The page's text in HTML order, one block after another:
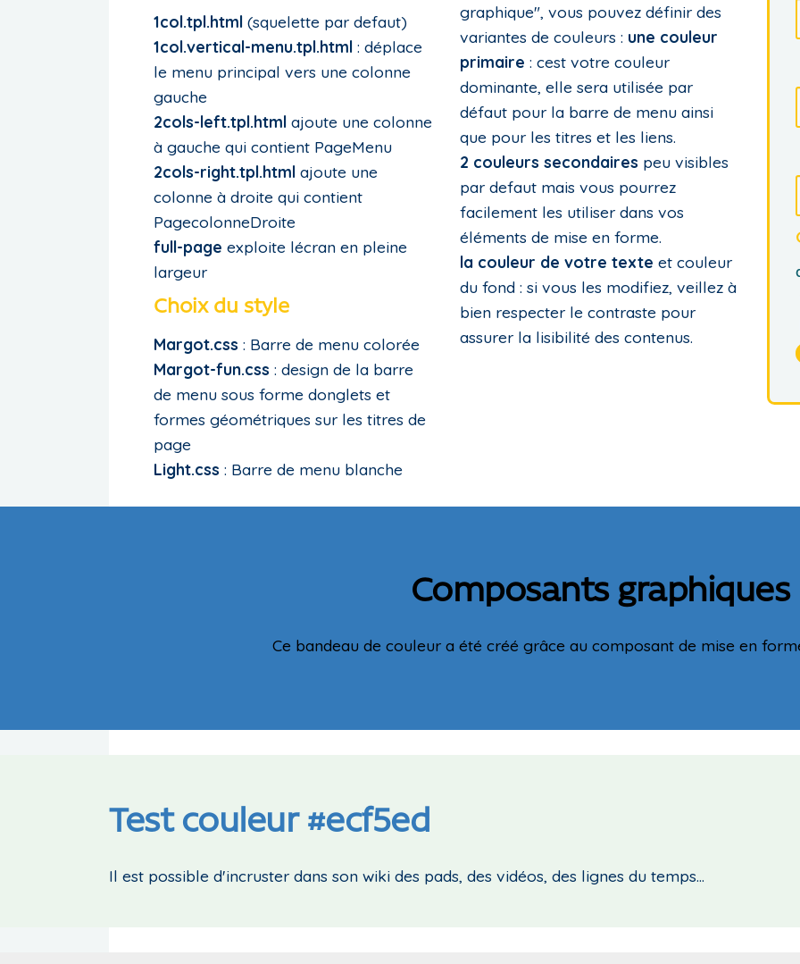
1col.tpl.html (squelette par defaut)
1col.vertical-menu.tpl.html : déplace
le menu principal vers une colonne
gauche
2cols-left.tpl.html ajoute une colonne
à gauche qui contient PageMenu
2cols-right.tpl.html ajoute une
colonne à droite qui contient
PagecolonneDroite
full-page exploite lécran en pleine
largeur
Choix du style
Margot.css : Barre de menu colorée
Margot-fun.css : design de la barre
de menu sous forme donglets et
formes géométriques sur les titres de
page
Light.css : Barre de menu blanche
graphique", vous pouvez définir des
variantes de couleurs : une couleur
primaire : cest votre couleur
dominante, elle sera utilisée par
défaut pour la barre de menu ainsi
que pour les titres et les liens.
2 couleurs secondaires peu visibles
par defaut mais vous pourrez
facilement les utiliser dans vos
éléments de mise en forme.
la couleur de votre texte et couleur
du fond : si vous les modifiez, veillez à
bien respecter le contraste pour
assurer la lisibilité des contenus.
Composants graphiques
Ce bandeau de couleur a été créé grâce au composant de mise en
Test couleur #ecf5ed
Il est possible d'incruster dans son wiki des pads, des vidéos, des lignes du temps...